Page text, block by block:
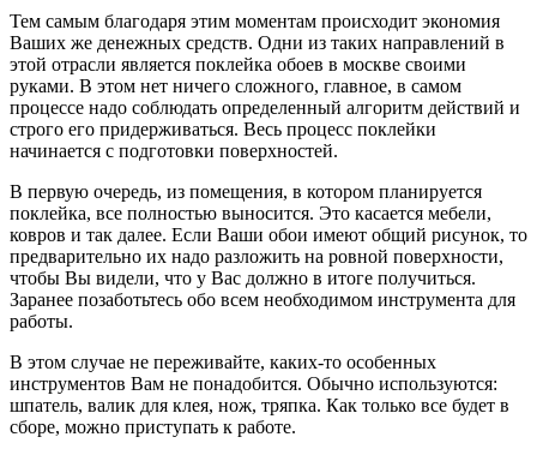
Тем самым благодаря этим моментам происходит экономия
Ваших же денежных средств. Одни из таких направлений в
этой отрасли является поклейка обоев в москве своими
руками. В этом нет ничего сложного, главное, в самом
процессе надо соблюдать определенный алгоритм действий и
строго его придерживаться. Весь процесс поклейки
начинается с подготовки поверхностей.
В первую очередь, из помещения, в котором планируется
поклейка, все полностью выносится. Это касается мебели,
ковров и так далее. Если Ваши обои имеют общий рисунок, то
предварительно их надо разложить на ровной поверхности,
чтобы Вы видели, что у Вас должно в итоге получиться.
Заранее позаботьтесь обо всем необходимом инструмента для
работы.
В этом случае не переживайте, каких-то особенных
инструментов Вам не понадобится. Обычно используются:
шпатель, валик для клея, нож, тряпка. Как только все будет в
сборе, можно приступать к работе.